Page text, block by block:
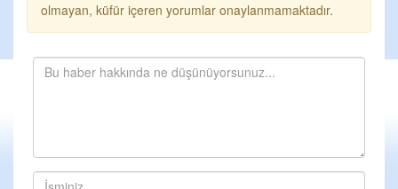
olmayan, küfür içeren yorumlar onaylanmamaktadır.